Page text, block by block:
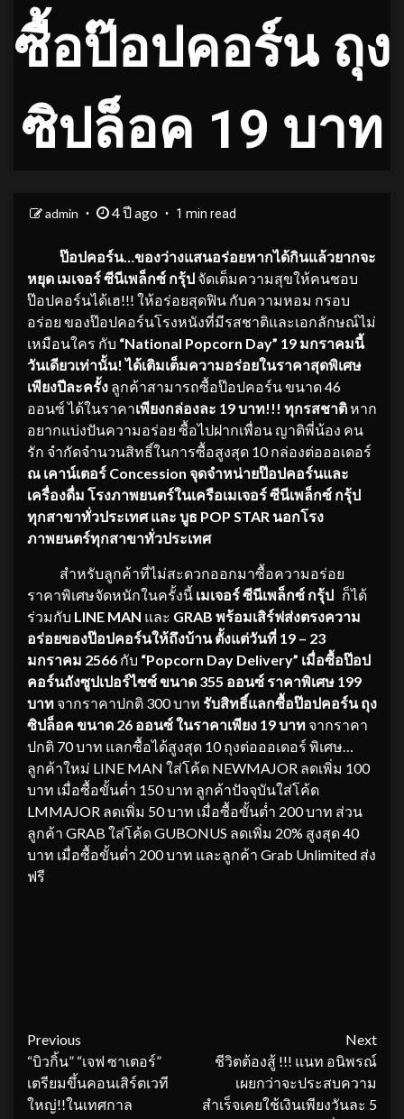
ซื้อป๊อปคอร์น ถุง
ซิปล็อค 19 บาท
admin 4 ปี ago 1 min read
ป๊อปคอร์น…ของว่างแสนอร่อยหากได้กินแล้วยากจะ
หยุด เมเจอร์ ซีนีเพล็กซ์ กรุ้ป จัดเต็มความสุขให้คนชอบ
ป๊อปคอร์นได้เฮ!!! ให้อร่อยสุดฟิน กับความหอม กรอบ
อร่อย ของป๊อปคอร์นโรงหนังที่มีรสชาติและเอกลักษณ์ไม่
เหมือนใคร กับ “National Popcorn Day” 19 มกราคมนี้
วันเดียวเท่านั้น! ได้เติมเต็มความอร่อยในราคาสุดพิเศษ
เพียงปีละครั้ง ลูกค้าสามารถซื้อป๊อปคอร์น ขนาด 46
ออนซ์ ได้ในราคาเพียงกล่องละ 19 บาท!!! ทุกรสชาติหาก
อยากแบ่งปันความอร่อย ซื้อไปฝากเพื่อน ญาติพี่น้อง คน
รัก จำกัดจำนวนสิทธิ์ในการซื้อสูงสุด 10 กล่องต่อออเดอร์
ณ เคาน์เตอร์ Concession จุดจำหน่ายป๊อปคอร์นและ
เครื่องดื่ม โรงภาพยนตร์ในเครือเมเจอร์ ซีนีเพล็กซ์ กรุ้ป
ทุกสาขาทั่วประเทศ และ บูธ POP STAR นอกโรง
ภาพยนตร์ทุกสาขาทั่วประเทศ
สำหรับลูกค้าที่ไม่สะดวกออกมาซื้อความอร่อย
ราคาพิเศษจัดหนักในครั้งนี้ เมเจอร์ ซีนีเพล็กซ์ กรุ้ป ก็ได้
ร่วมกับ LINE MAN และ GRAB พร้อมเสิร์ฟส่งตรงความ
อร่อยของป๊อปคอร์นให้ถึงบ้าน ตั้งแต่วันที่ 19 – 23
มกราคม 2566 กับ “Popcorn Day Delivery” เมื่อซื้อป๊อป
คอร์นถังซูปเปอร์ไซซ์ ขนาด 355 ออนซ์ ราคาพิเศษ 199
บาท จากราคาปกติ 300 บาท รับสิทธิ์แลกซื้อป๊อปคอร์น ถุง
ซิปล็อค ขนาด 26 ออนซ์ ในราคาเพียง 19 บาท จากราคา
ปกติ 70 บาท แลกซื้อได้สูงสุด 10 ถุงต่อออเดอร์ พิเศษ…
ลูกค้าใหม่ LINE MAN ใส่โค้ด NEWMAJOR ลดเพิ่ม 100
บาท เมื่อซื้อขั้นต่ำ 150 บาท ลูกค้าปัจจุบันใส่โค้ด
LMMAJOR ลดเพิ่ม 50 บาท เมื่อซื้อขั้นต่ำ 200 บาท ส่วน
ลูกค้า GRAB ใส่โค้ด GUBONUS ลดเพิ่ม 20% สูงสุด 40
บาท เมื่อซื้อขั้นต่ำ 200 บาท และลูกค้า Grab Unlimited ส่ง
ฟรี
Continue
Reading
Previous
“บิวกิ้น” “เจฟ ซาเตอร์”
เตรียมขึ้นคอนเสิร์ตเวที
ใหญ่!!ในเทศกาล
Next
ชีวิตต้องสู้ !!! แนท อนิพรณ์
เผยกว่าจะประสบความ
สำเร็จเคยใช้เงินเพียงวันละ 5